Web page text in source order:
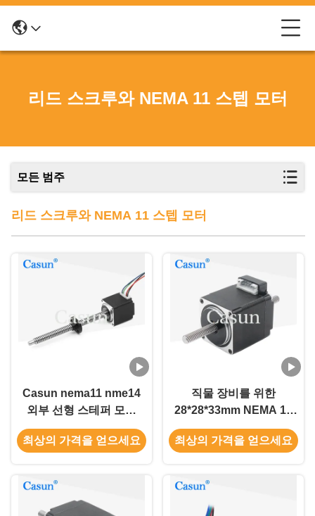
리드 스크루와 NEMA 11 스텝 모터
모든 범주
리드 스크루와 NEMA 11 스텝 모터
Casun nema11 nme14
외부 선형 스테퍼 모터
TR5X2 미용 장비용 하이
브리드 캡티브 스테퍼 모
최상의 가격을 얻으세요
직물 장비를 위한
28*28*33mm NEMA 11
선형 스텝퍼 모터
50mN.M 0.67A
최상의 가격을 얻으세요